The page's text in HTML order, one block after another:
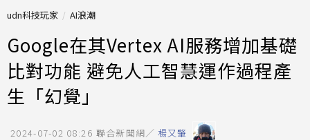
udn科技玩家 AI浪潮
Google在其Vertex AI服務增加基礎
比對功能 避免人工智慧運作過程產
生「幻覺」
2024-07-02 08:26 聯合新聞網／ 楊又肇